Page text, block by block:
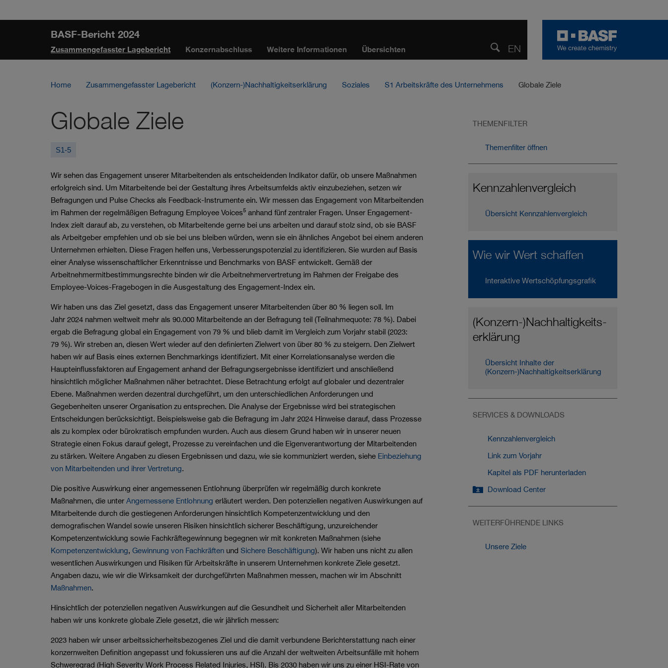
BASF-Bericht 2024
Zusammengefasster Lagebericht Konzernabschluss Weitere Informationen Übersichten TeilenSuche
öffnen
EN ENGLISH
Home Zusammengefasster Lagebericht (Konzern-)Nachhaltig­keits­erklärung Soziales S1 Arbeitskräfte des Unternehmens Globale Ziele
Globale Ziele
S1-5
Wir sehen das Engagement unserer Mitarbeitenden als entscheidenden Indikator dafür, ob unsere Maßnahmen
erfolgreich sind. Um Mitarbeitende bei der Gestaltung ihres Arbeitsumfelds aktiv einzubeziehen, setzen wir
Befragungen und Pulse Checks als Feedback-Instrumente ein. Wir messen das Engagement von Mitarbeitenden
im Rahmen der regelmäßigen Befragung Employee Voices5 anhand fünf zentraler Fragen. Unser Engagement-
Index zielt darauf ab, zu verstehen, ob Mitarbeitende gerne bei uns arbeiten und darauf stolz sind, ob sie BASF
als Arbeitgeber empfehlen und ob sie bei uns bleiben würden, wenn sie ein ähnliches Angebot bei einem anderen
Unternehmen erhielten. Diese Fragen helfen uns, Verbesserungspotenzial zu identifizieren. Sie wurden auf Basis
einer Analyse wissenschaftlicher Erkenntnisse und Benchmarks von BASF entwickelt. Gemäß der
Arbeitnehmermitbestimmungsrechte binden wir die Arbeitnehmervertretung im Rahmen der Freigabe des
Employee-Voices-Fragebogen in die Ausgestaltung des Engagement-Index ein.
Wir haben uns das Ziel gesetzt, dass das Engagement unserer Mitarbeitenden über 80 % liegen soll. Im
Jahr 2024 nahmen weltweit mehr als 90.000 Mitarbeitende an der Befragung teil (Teilnahmequote: 78 %). Dabei
ergab die Befragung global ein Engagement von 79 % und blieb damit im Vergleich zum Vorjahr stabil (2023:
79 %). Wir streben an, diesen Wert wieder auf den definierten Zielwert von über 80 % zu steigern. Den Zielwert
haben wir auf Basis eines externen Benchmarkings identifiziert. Mit einer Korrelationsanalyse werden die
Haupteinflussfaktoren auf Engagement anhand der Befragungsergebnisse identifiziert und anschließend
hinsichtlich möglicher Maßnahmen näher betrachtet. Diese Betrachtung erfolgt auf globaler und dezentraler
Ebene. Maßnahmen werden dezentral durchgeführt, um den unterschiedlichen Anforderungen und
Gegebenheiten unserer Organisation zu entsprechen. Die Analyse der Ergebnisse wird bei strategischen
Entscheidungen berücksichtigt. Beispielsweise gab die Befragung im Jahr 2024 Hinweise darauf, dass Prozesse
als zu komplex oder bürokratisch empfunden wurden. Auch aus diesem Grund haben wir in unserer neuen
Strategie einen Fokus darauf gelegt, Prozesse zu vereinfachen und die Eigenverantwortung der Mitarbeitenden
zu stärken. Weitere Angaben zu diesen Ergebnissen und dazu, wie sie kommuniziert werden, siehe Einbeziehung
von Mitarbeitenden und ihrer Vertretung.
Die positive Auswirkung einer angemessenen Entlohnung überprüfen wir regelmäßig durch konkrete
Maßnahmen, die unter Angemessene Entlohnung erläutert werden. Den potenziellen negativen Auswirkungen auf
Mitarbeitende durch die gestiegenen Anforderungen hinsichtlich Kompetenzentwicklung und den
demografischen Wandel sowie unseren Risiken hinsichtlich sicherer Beschäftigung, unzureichender
Kompetenzentwicklung sowie Fachkräftegewinnung begegnen wir mit konkreten Maßnahmen (siehe
Kompetenzentwicklung, Gewinnung von Fachkräften und Sichere Beschäftigung). Wir haben uns nicht zu allen
wesentlichen Auswirkungen und Risiken für Arbeitskräfte in unserem Unternehmen konkrete Ziele gesetzt.
Angaben dazu, wie wir die Wirksamkeit der durchgeführten Maßnahmen messen, machen wir im Abschnitt
Maßnahmen.
Hinsichtlich der potenziellen negativen Auswirkungen auf die Gesundheit und Sicherheit aller Mitarbeitenden
haben wir uns konkrete globale Ziele gesetzt, die wir jährlich messen:
2023 haben wir unser arbeitssicherheitsbezogenes Ziel und die damit verbundene Berichterstattung nach einer
konzernweiten Definition angepasst und fokussieren uns auf die Anzahl der weltweiten Arbeitsunfälle mit hohem
Schweregrad (High Severity Work Process Related Injuries, HSI). Bis 2030 haben wir uns zu einer HSI-Rate von
THEMENFILTER
Themenfilter öffnen
Kennzahlen­vergleich
Übersicht Kennzahlen­vergleich
Wie wir Wert schaffen
Interaktive Wertschöpfungsgrafik
(Konzern-)Nach­haltig­­keits­­
erklärung
Übersicht Inhalte der
(Konzern-)Nachhaltig­­keits­erklärung
SERVICES & DOWNLOADS
Kennzahlen­vergleich
Link zum Vorjahr
Kapitel als PDF herunterladen
Download Center
WEITERFÜHRENDE LINKS
Unsere Ziele